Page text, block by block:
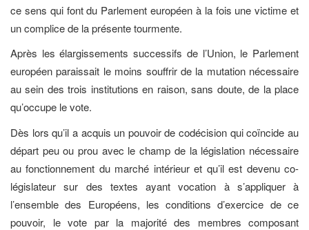
ce sens qui font du Parlement européen à la fois une victime et
un complice de la présente tourmente.
Après les élargissements successifs de l’Union, le Parlement
européen paraissait le moins souffrir de la mutation nécessaire
au sein des trois institutions en raison, sans doute, de la place
qu’occupe le vote.
Dès lors qu’il a acquis un pouvoir de codécision qui coïncide au
départ peu ou prou avec le champ de la législation nécessaire
au fonctionnement du marché intérieur et qu’il est devenu co-
législateur sur des textes ayant vocation à s’appliquer à
l’ensemble des Européens, les conditions d’exercice de ce
pouvoir, le vote par la majorité des membres composant